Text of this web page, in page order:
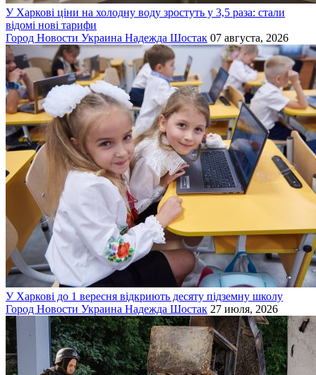
У Харкові ціни на холодну воду зростуть у 3,5 раза: стали
відомі нові тарифи
Город Новости Украина Надежда Шостак 07 августа, 2026
У Харкові до 1 вересня відкриють десяту підземну школу
Город Новости Украина Надежда Шостак 27 июля, 2026